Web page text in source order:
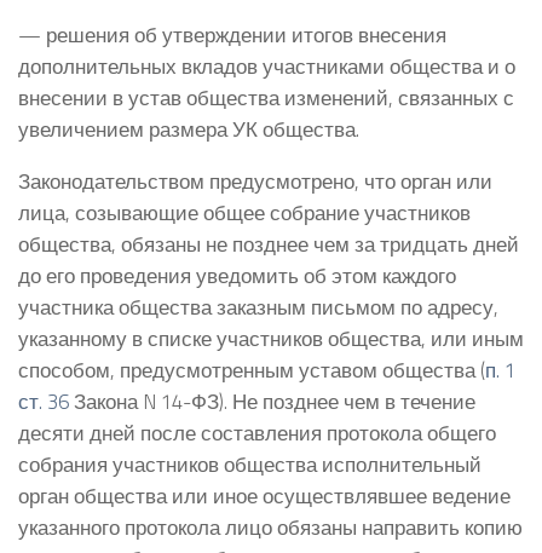
— решения об утверждении итогов внесения
дополнительных вкладов участниками общества и о
внесении в устав общества изменений, связанных с
увеличением размера УК общества.
Законодательством предусмотрено, что орган или
лица, созывающие общее собрание участников
общества, обязаны не позднее чем за тридцать дней
до его проведения уведомить об этом каждого
участника общества заказным письмом по адресу,
указанному в списке участников общества, или иным
способом, предусмотренным уставом общества (п. 1
ст. 36Закона N 14-ФЗ). Не позднее чем в течение
десяти дней после составления протокола общего
собрания участников общества исполнительный
орган общества или иное осуществлявшее ведение
указанного протокола лицо обязаны направить копию